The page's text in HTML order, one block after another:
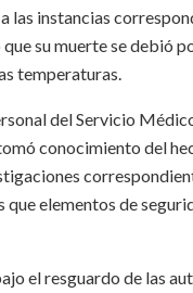
las instancias
su muerte se debió
temperaturas.
del Servicio
conocimiento del
que elementos de
el resguardo de las